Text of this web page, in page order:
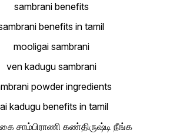
sambrani benefits
benefits in tamil
mooligai sambrani
ven kadugu sambrani
powder ingredients
kadugu benefits in tamil
சாம்பிராணி கண்திருஷ்டி நீங்க